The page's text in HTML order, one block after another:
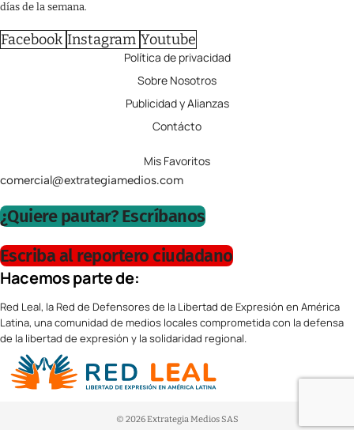
días de la semana.
Facebook Instagram Youtube
Política de privacidad
Sobre Nosotros
Publicidad y Alianzas
Contácto
Mis Favoritos
comercial@extrategiamedios.com
¿Quiere pautar? Escríbanos
Escriba al reportero ciudadano
Hacemos parte de:
Red Leal, la Red de Defensores de la Libertad de Expresión en América
Latina, una comunidad de medios locales comprometida con la defensa
de la libertad de expresión y la solidaridad regional.
© 2026 Extrategia Medios SAS